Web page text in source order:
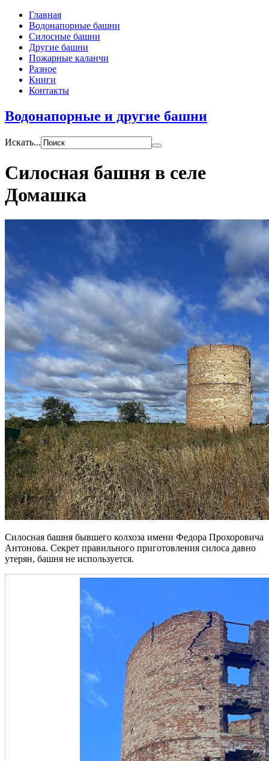
Главная
Водонапорные башни
Силосные башни
Другие башни
Пожарные каланчи
Разное
Книги
Контакты
Водонапорные и другие башни
Искать...
Силосная башня в селе
Домашка
Силосная башня бывшего колхоза имени Федора Прохоровича
Антонова. Секрет правильного приготовления силоса давно
утерян, башня не используется.